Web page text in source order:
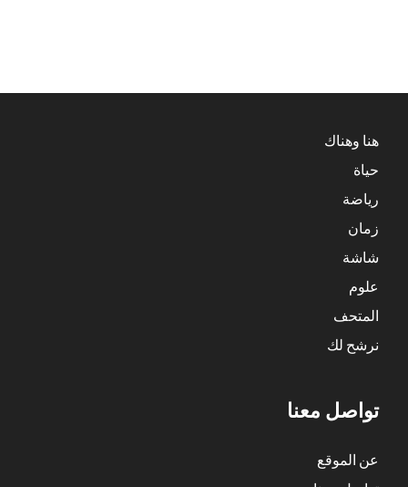
هنا وهناك
حياة
رياضة
زمان
شاشة
علوم
المتحف
نرشح لك
تواصل معنا
عن الموقع